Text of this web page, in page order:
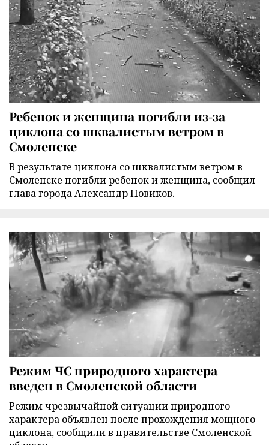
Ребенок и женщина погибли из-за
циклона со шквалистым ветром в
Смоленске
В результате циклона со шквалистым ветром в
Смоленске погибли ребенок и женщина, сообщил
глава города Александр Новиков.
Режим ЧС природного характера
введен в Смоленской области
Режим чрезвычайной ситуации природного
характера объявлен после прохождения мощного
циклона, сообщили в правительстве Смоленской